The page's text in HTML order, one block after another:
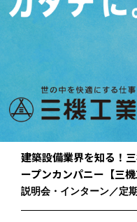
建築設備業界を知る！
ープンカンパニー【三機
説明会・インターン／定